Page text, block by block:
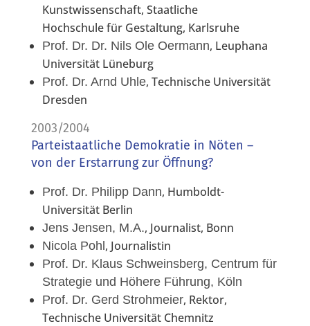
Kunstwissenschaft, Staatliche
Hochschule für Gestaltung, Karlsruhe
Prof. Dr. Dr. Nils Ole Oermann, Leuphana
Universität Lüneburg
Prof. Dr. Arnd Uhle, Technische Universität
Dresden
2003/2004
Parteistaatliche Demokratie in Nöten –
von der Erstarrung zur Öffnung?
Prof. Dr. Philipp Dann, Humboldt-
Universität Berlin
Jens Jensen, M.A., Journalist, Bonn
Nicola Pohl , Journalistin
Prof. Dr. Klaus Schweinsberg, Centrum für
Strategie und Höhere Führung, Köln
Prof. Dr. Gerd Strohmeier, Rektor,
Technische Universität Chemnitz